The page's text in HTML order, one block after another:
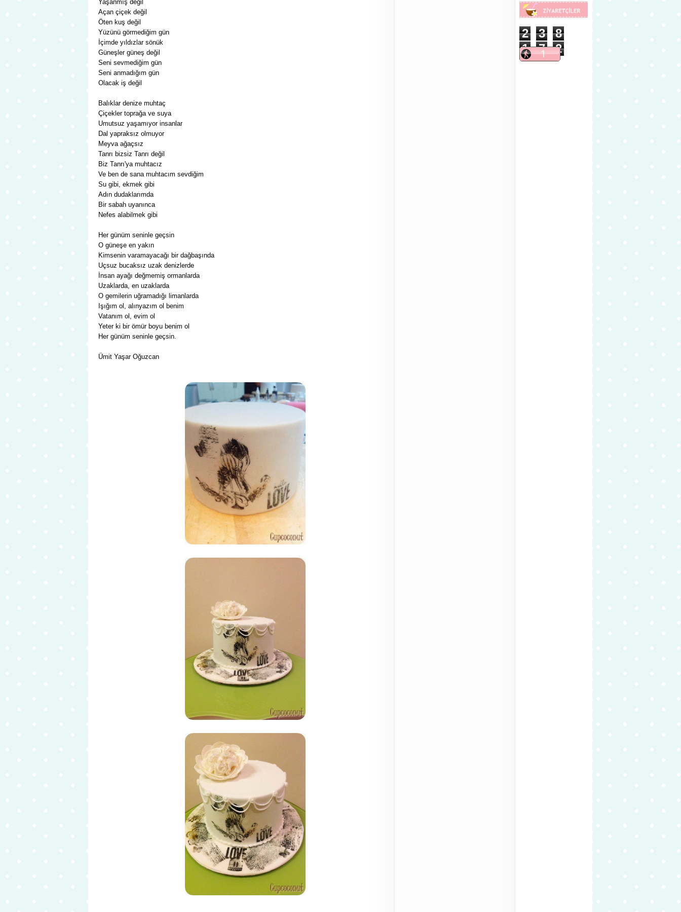
2 3
8
1
7 2
Yaşanmış değil
Açan çiçek değil
Öten kuş değil
Yüzünü görmediğim gün
İçimde yıldızlar sönük
Güneşler güneş değil
Seni sevmediğim gün
Seni anmadığım gün
Olacak iş değil
Balıklar denize muhtaç
Çiçekler toprağa ve suya
Umutsuz yaşamıyor insanlar
Dal yapraksız olmuyor
Meyva ağaçsız
Tanrı bizsiz Tanrı değil
Biz Tanrı'ya muhtacız
Ve ben de sana muhtacım sevdiğim
Su gibi, ekmek gibi
Adın dudaklarımda
Bir sabah uyanınca
Nefes alabilmek gibi
Her günüm seninle geçsin
O güneşe en yakın
Kimsenin varamayacağı bir dağbaşında
Uçsuz bucaksız uzak denizlerde
İnsan ayağı değmemiş ormanlarda
Uzaklarda, en uzaklarda
O gemilerin uğramadığı limanlarda
Işığım ol, alınyazım ol benim
Vatanım ol, evim ol
Yeter ki bir ömür boyu benim ol
Her günüm seninle geçsin.
Ümit Yaşar Oğuzcan